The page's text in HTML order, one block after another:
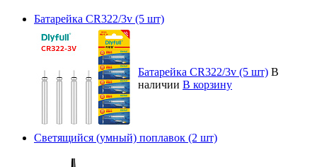
Батарейка CR322/3v (5 шт)
Батарейка CR322/3v (5 шт) В
наличии В корзину
Светящийся (умный) поплавок (2 шт)